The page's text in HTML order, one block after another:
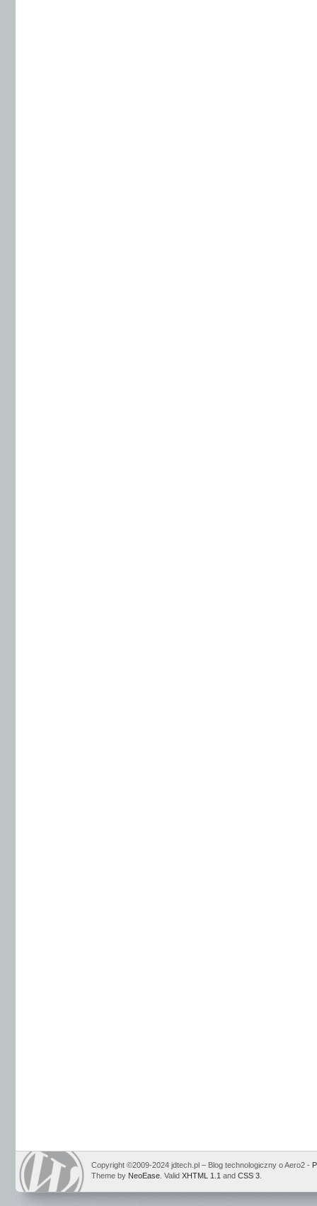
Copyright ©2009-2024 jdtech.pl – Blog technologiczny o Aero2 -
Theme by NeoEase . Valid XHTML 1.1 and CSS 3